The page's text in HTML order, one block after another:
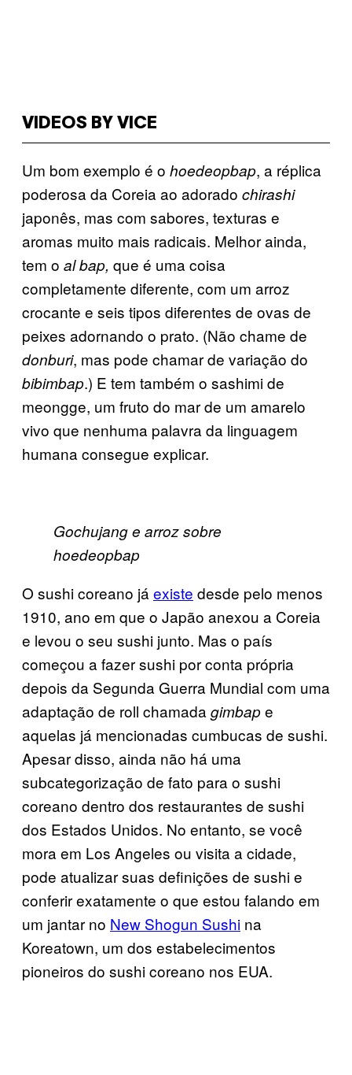
VIDEOS BY VICE
Um bom exemplo é o hoedeopbap, a réplica
poderosa da Coreia ao adorado chirashi
japonês, mas com sabores, texturas e
aromas muito mais radicais. Melhor ainda,
tem o al bap, que é uma coisa
completamente diferente, com um arroz
crocante e seis tipos diferentes de ovas de
peixes adornando o prato. (Não chame de
donburi, mas pode chamar de variação do
bibimbap.) E tem também o sashimi de
meongge, um fruto do mar de um amarelo
vivo que nenhuma palavra da linguagem
humana consegue explicar.
Gochujang e arroz sobre
hoedeopbap
O sushi coreano já existe desde pelo menos
1910, ano em que o Japão anexou a Coreia
e levou o seu sushi junto. Mas o país
começou a fazer sushi por conta própria
depois da Segunda Guerra Mundial com uma
adaptação de roll chamada gimbape
aquelas já mencionadas cumbucas de sushi.
Apesar disso, ainda não há uma
subcategorização de fato para o sushi
coreano dentro dos restaurantes de sushi
dos Estados Unidos. No entanto, se você
mora em Los Angeles ou visita a cidade,
pode atualizar suas definições de sushi e
conferir exatamente o que estou falando em
um jantar no New Shogun Sushi na
Koreatown, um dos estabelecimentos
pioneiros do sushi coreano nos EUA.